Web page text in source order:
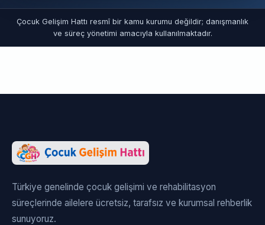
Çocuk Gelişim Hattı resmî bir kamu kurumu değildir; danışmanlık
ve süreç yönetimi amacıyla kullanılmaktadır.
Türkiye genelinde çocuk gelişimi ve rehabilitasyon
süreçlerinde ailelere ücretsiz, tarafsız ve kurumsal rehberlik
sunuyoruz.